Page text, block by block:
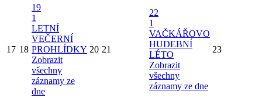
17 18
19
1
LETNÍ
VEČERNÍ
PROHLÍDKY
Zobrazit
všechny
záznamy ze
dne
20 21
22
1
VAČKÁŘOVO
HUDEBNÍ
LÉTO
Zobrazit
všechny
záznamy ze dne
23